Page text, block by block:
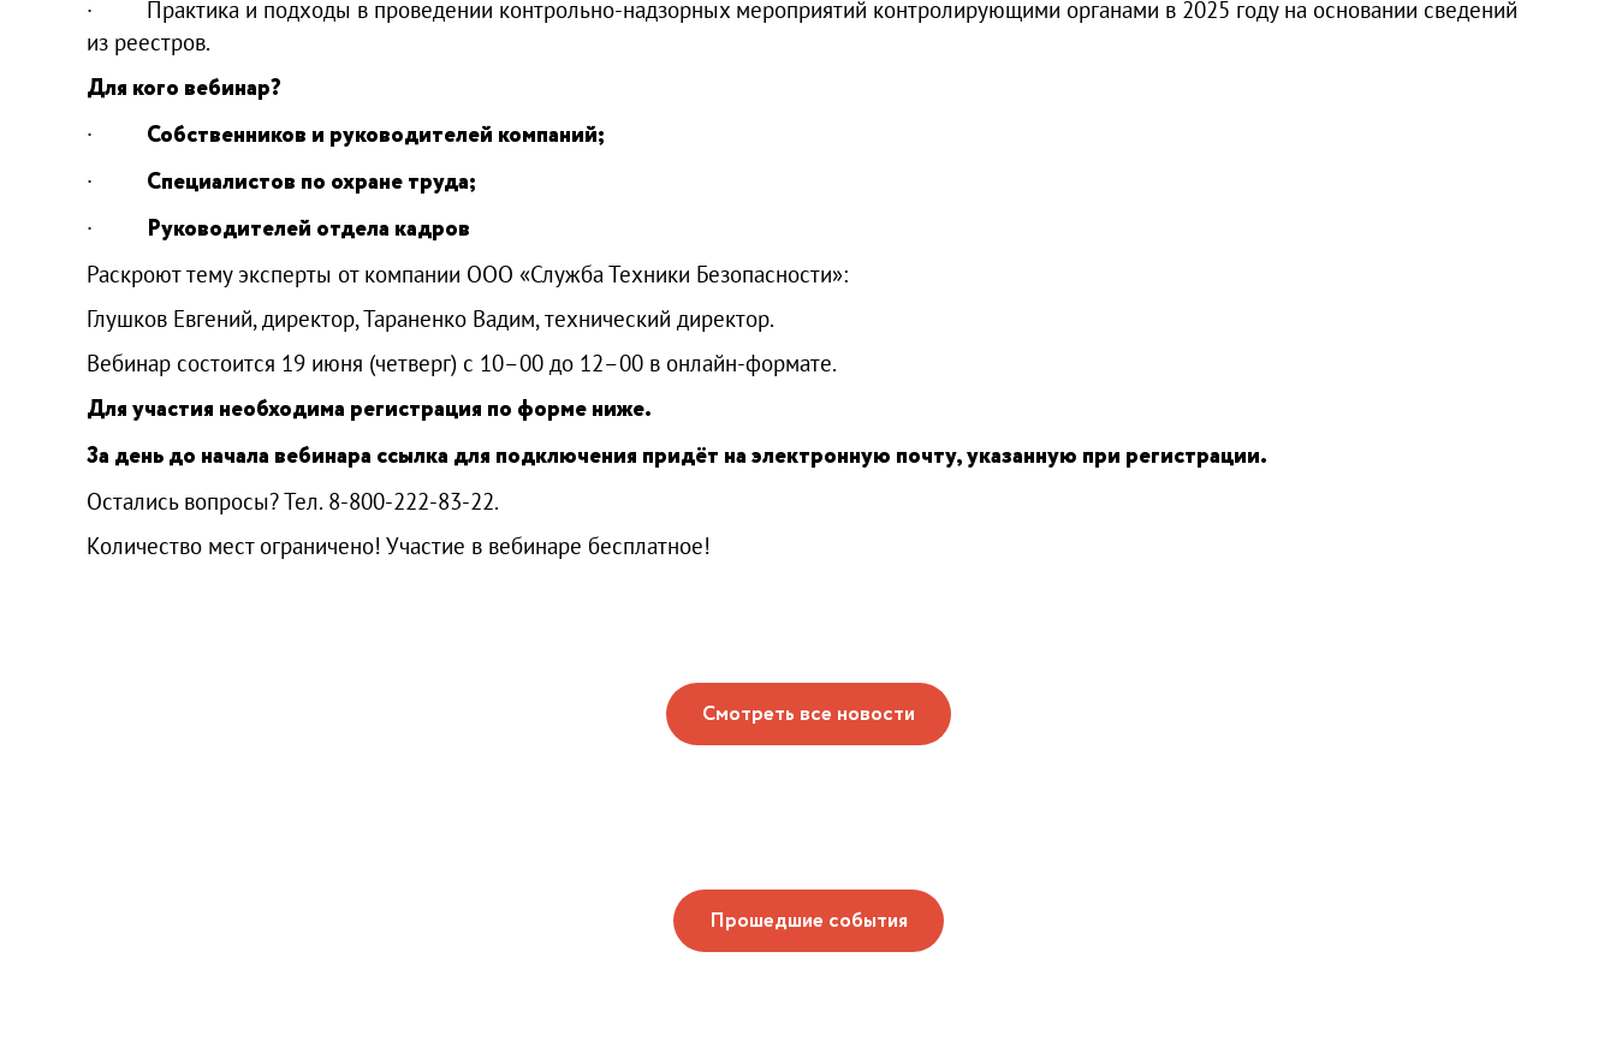
· Практика и подходы в проведении контрольно-надзорных мероприятий контролирующими органами в 2025 году на основании сведений
из реестров.
Для кого вебинар?
· Собственников и руководителей компаний;
· Специалистов по охране труда;
· Руководителей отдела кадров
Раскроют тему эксперты от компании ООО «Служба Техники Безопасности»:
Глушков Евгений, директор, Тараненко Вадим, технический директор.
Вебинар состоится 19 июня (четверг) с 10–00 до 12–00 в онлайн-формате.
Для участия необходима регистрация по форме ниже.
За день до начала вебинара ссылка для подключения придёт на электронную почту, указанную при регистрации.
Остались вопросы? Тел. 8-800-222-83-22.
Количество мест ограничено! Участие в вебинаре бесплатное!
Смотреть все новости
Прошедшие события